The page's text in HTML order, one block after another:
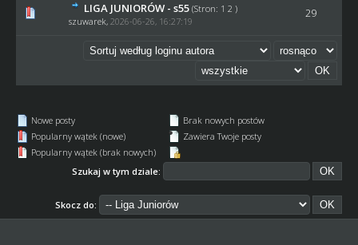
LIGA JUNIORÓW - s55 (Stron: 1 2 )
szuwarek, 2026-06-26, 16:27:19
29
Nowe posty
Popularny wątek (nowe)
Popularny wątek (brak nowych)
Brak nowych postów
Zawiera Twoje posty
Szukaj w tym dziale:
Skocz do: